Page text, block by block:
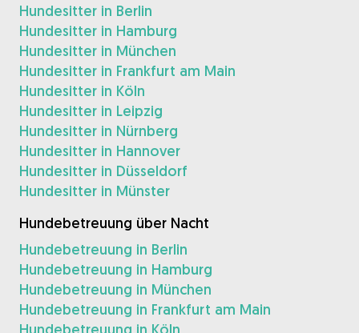
Hundesitter in Berlin
Hundesitter in Hamburg
Hundesitter in München
Hundesitter in Frankfurt am Main
Hundesitter in Köln
Hundesitter in Leipzig
Hundesitter in Nürnberg
Hundesitter in Hannover
Hundesitter in Düsseldorf
Hundesitter in Münster
Hundebetreuung über Nacht
Hundebetreuung in Berlin
Hundebetreuung in Hamburg
Hundebetreuung in München
Hundebetreuung in Frankfurt am Main